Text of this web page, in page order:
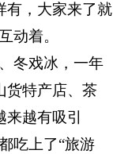
有，大家来了就
动着。
冬戏冰，一年
货特产店、茶
越有吸引
吃上了“旅游